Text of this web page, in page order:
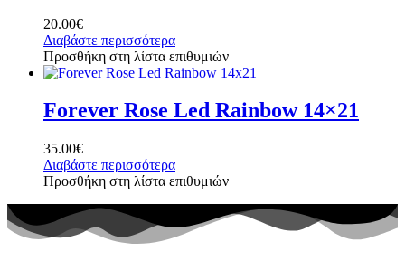
20.00€
Διαβάστε περισσότερα
Προσθήκη στη λίστα επιθυμιών
Forever Rose Led Rainbow 14×21
35.00€
Διαβάστε περισσότερα
Προσθήκη στη λίστα επιθυμιών